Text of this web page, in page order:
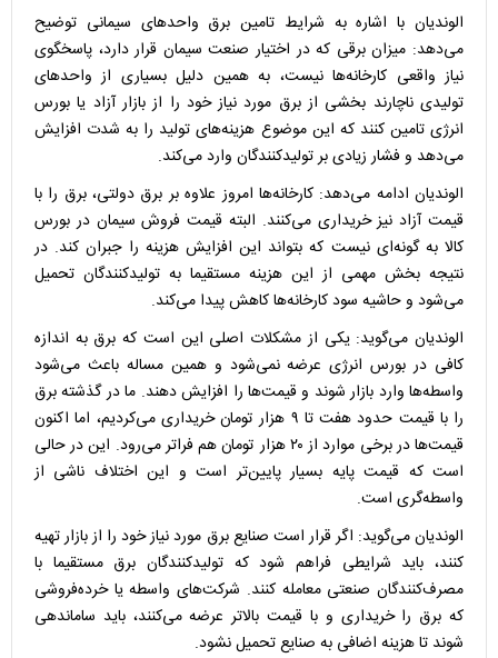
الوندیان با اشاره به شرایط تامین برق واحد‌های سیمانی توضیح
می‌دهد: میزان برقی که در اختیار صنعت سیمان قرار دارد، پاسخگوی
نیاز واقعی کارخانه‌ها نیست، به همین دلیل بسیاری از واحد‌های
تولیدی ناچارند بخشی از برق مورد نیاز خود را از بازار آزاد یا بورس
انرژی تامین کنند که این موضوع هزینه‌های تولید را به شدت افزایش
می‌دهد و فشار زیادی بر تولیدکنندگان وارد می‌کند.
الوندیان ادامه می‌دهد: کارخانه‌ها امروز علاوه بر برق دولتی، برق را با
قیمت آزاد نیز خریداری می‌کنند. البته قیمت فروش سیمان در بورس
کالا به گونه‌ای نیست که بتواند این افزایش هزینه را جبران کند. در
نتیجه بخش مهمی از این هزینه مستقیما به تولیدکنندگان تحمیل
می‌شود و حاشیه سود کارخانه‌ها کاهش پیدا می‌کند.
الوندیان می‌گوید: یکی از مشکلات اصلی این است که برق به اندازه
کافی در بورس انرژی عرضه نمی‌شود و همین مساله باعث می‌شود
واسطه‌ها وارد بازار شوند و قیمت‌ها را افزایش دهند. ما در گذشته برق
را با قیمت حدود هفت تا ۹ هزار تومان خریداری می‌کردیم، اما اکنون
قیمت‌ها در برخی موارد از ۲۰ هزار تومان هم فراتر می‌رود. این در حالی
است که قیمت پایه بسیار پایین‌تر است و این اختلاف ناشی از
واسطه‌گری است.
الوندیان می‌گوید: اگر قرار است صنایع برق مورد نیاز خود را از بازار تهیه
کنند، باید شرایطی فراهم شود که تولیدکنندگان برق مستقیما با
مصرف‌کنندگان صنعتی معامله کنند. شرکت‌های واسطه یا خرده‌فروشی
که برق را خریداری و با قیمت بالاتر عرضه می‌کنند، باید ساماندهی
شوند تا هزینه اضافی به صنایع تحمیل نشود.